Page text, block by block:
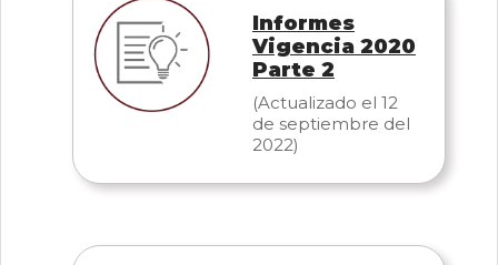
Informes
Vigencia 2020
Parte 2
(Actualizado el 12
de septiembre del
2022)